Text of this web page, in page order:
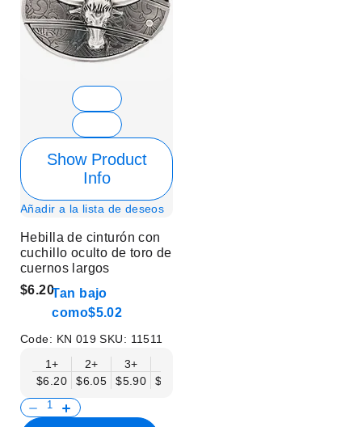
Show Product
Info
Añadir a la lista de deseos
Hebilla de cinturón con
cuchillo oculto de toro de
cuernos largos
$6.20Tan bajo
como$5.02
Code: KN 019SKU: 11511
1+
$6.20
2+
$6.05
3+
$5.90
$5.75